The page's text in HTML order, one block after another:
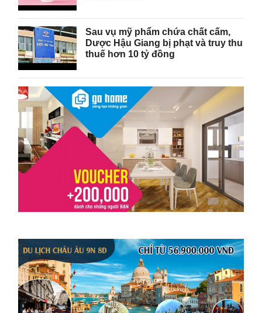
Sau vụ mỹ phẩm chứa chất cấm,
Dược Hậu Giang bị phạt và truy thu
thuế hơn 10 tỷ đồng